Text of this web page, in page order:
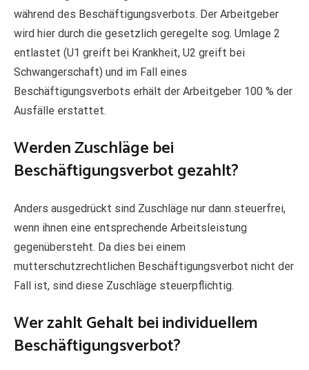
während des Beschäftigungsverbots. Der Arbeitgeber
wird hier durch die gesetzlich geregelte sog. Umlage 2
entlastet (U1 greift bei Krankheit, U2 greift bei
Schwangerschaft) und im Fall eines
Beschäftigungsverbots erhält der Arbeitgeber 100 % der
Ausfälle erstattet.
Werden Zuschläge bei
Beschäftigungsverbot gezahlt?
Anders ausgedrückt sind Zuschläge nur dann steuerfrei,
wenn ihnen eine entsprechende Arbeitsleistung
gegenübersteht. Da dies bei einem
mutterschutzrechtlichen Beschäftigungsverbot nicht der
Fall ist, sind diese Zuschläge steuerpflichtig.
Wer zahlt Gehalt bei individuellem
Beschäftigungsverbot?